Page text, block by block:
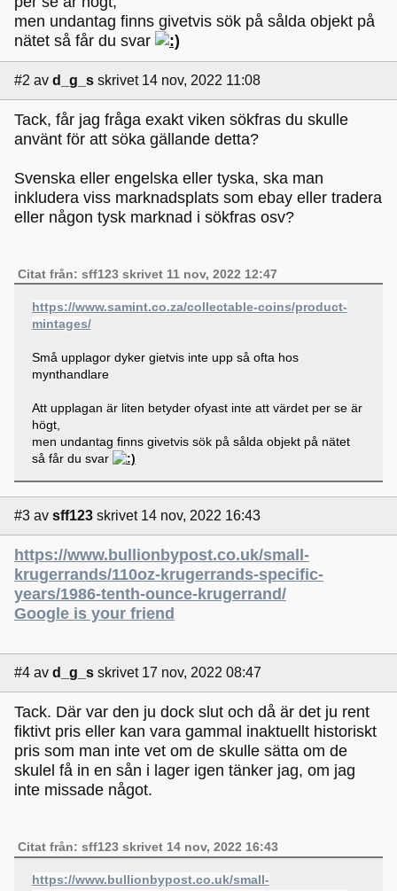
men undantag finns givetvis sök på sålda objekt på
nätet så får du svar
#2 av d_g_s skrivet 14 nov, 2022 11:08
Tack, får jag fråga exakt viken sökfras du skulle
använt för att söka gällande detta?
Svenska eller engelska eller tyska, ska man
inkludera viss marknadsplats som ebay eller tradera
eller någon tysk marknad i sökfras osv?
Citat från: sff123 skrivet 11 nov, 2022 12:47
https://www.samint.co.za/collectable-coins/product-
mintages/
Små upplagor dyker gietvis inte upp så ofta hos
mynthandlare
Att upplagan är liten betyder ofyast inte att värdet per se är
högt,
men undantag finns givetvis sök på sålda objekt på nätet
så får du svar
#3 av sff123 skrivet 14 nov, 2022 16:43
https://www.bullionbypost.co.uk/small-
krugerrands/110oz-krugerrands-specific-
years/1986-tenth-ounce-krugerrand/
Google is your friend
#4 av d_g_s skrivet 17 nov, 2022 08:47
Tack. Där var den ju dock slut och då är det ju rent
fiktivt pris eller kan vara gammal inaktuellt historiskt
pris som man inte vet om de skulle sätta om de
skulel få in en sån i lager igen tänker jag, om jag
inte missade något.
Citat från: sff123 skrivet 14 nov, 2022 16:43
https://www.bullionbypost.co.uk/small-